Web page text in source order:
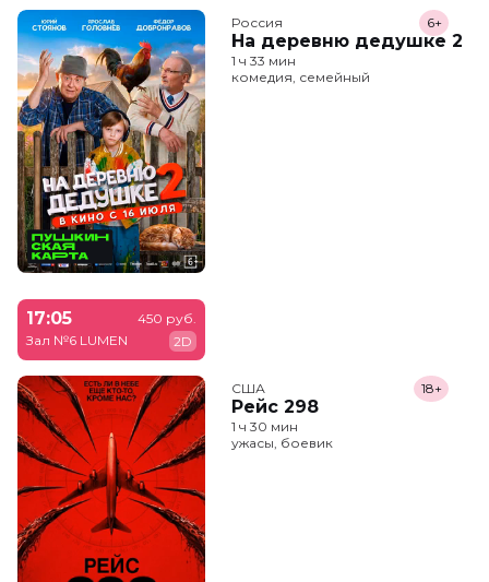
Россия
На деревню дедушке 2
6+
1 ч 33 мин
комедия, семейный
17:05
Зал №6 LUMEN
450 руб.
2D
США
Рейс 298
18+
1 ч 30 мин
ужасы, боевик